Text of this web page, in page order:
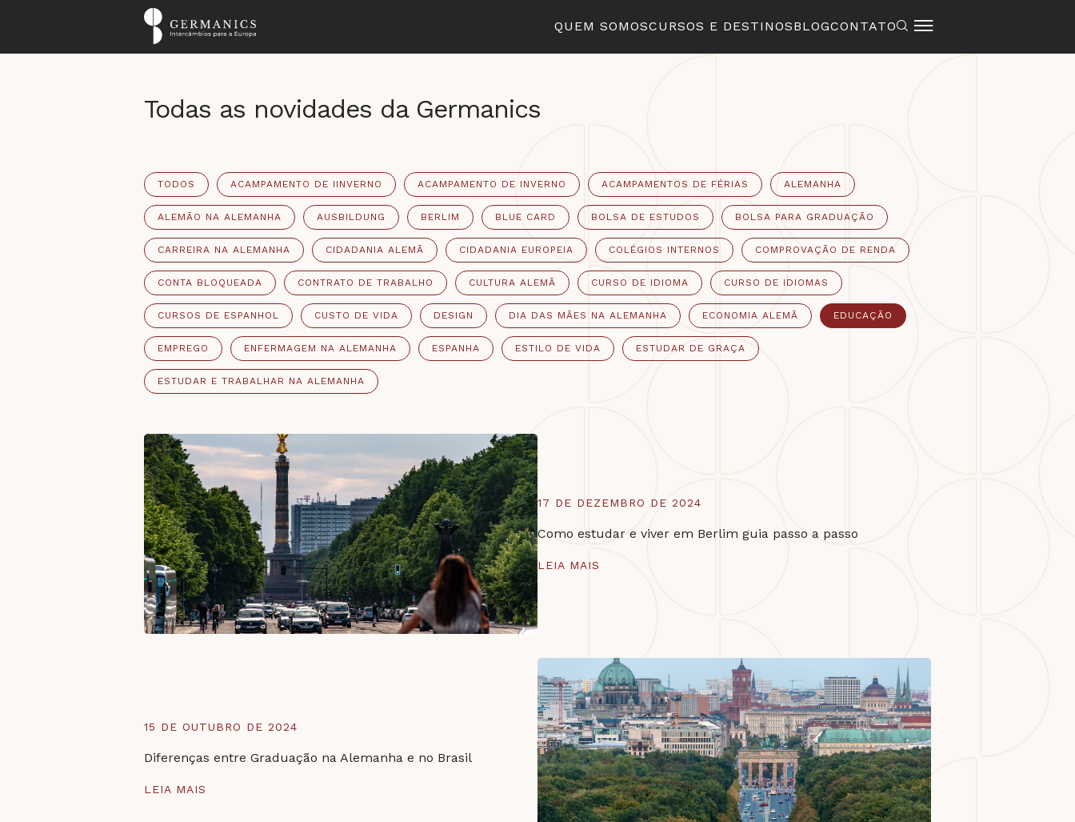
QUEM SOMOSCURSOS E DESTINOSBLOGCONTATO
Todas as novidades da Germanics
TODOS ACAMPAMENTO DE IINVERNO ACAMPAMENTO DE INVERNO ACAMPAMENTOS DE FÉRIAS ALEMANHA
ALEMÃO NA ALEMANHA AUSBILDUNG BERLIM BLUE CARD BOLSA DE ESTUDOS BOLSA PARA GRADUAÇÃO
CARREIRA NA ALEMANHA CIDADANIA ALEMÃ CIDADANIA EUROPEIA COLÉGIOS INTERNOS COMPROVAÇÃO DE RENDA
CONTA BLOQUEADA CONTRATO DE TRABALHO CULTURA ALEMÃ CURSO DE IDIOMA CURSO DE IDIOMAS
CURSOS DE ESPANHOL CUSTO DE VIDA DESIGN DIA DAS MÃES NA ALEMANHA ECONOMIA ALEMÃ EDUCAÇÃO
EMPREGO ENFERMAGEM NA ALEMANHA ESPANHA ESTILO DE VIDA ESTUDAR DE GRAÇA
ESTUDAR E TRABALHAR NA ALEMANHA
17 DE DEZEMBRO DE 2024
Como estudar e viver em Berlim guia passo a passo
LEIA MAIS
15 DE OUTUBRO DE 2024
Diferenças entre Graduação na Alemanha e no Brasil
LEIA MAIS